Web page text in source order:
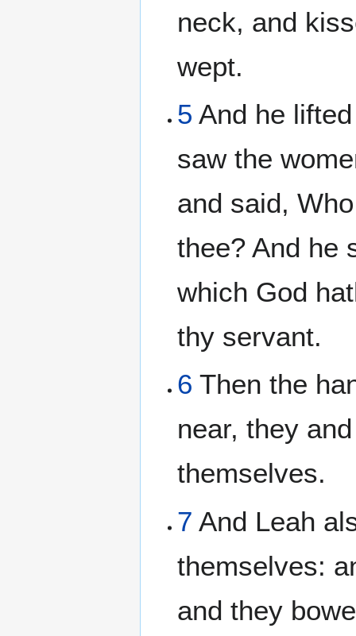
neck, and
wept.
5 And he
saw the
and said,
thee? And he
which God
thy servant.
6 Then the
near, they
themselves.
7 And Leah
themselves:
and they